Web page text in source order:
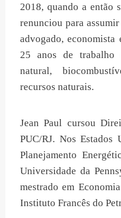
2018, quando a então
renunciou para
advogado, economista
25 anos de trabalho
natural,
recursos naturais.
Jean Paul cursou
PUC/RJ. Nos Estados
Planejamento
Universidade da
mestrado em
Instituto Francês do